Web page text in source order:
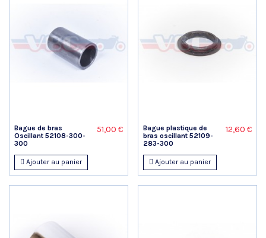
Bague de bras
Oscillant 52108-300-
300
51,00 €
Ajouter au panier
Bague plastique de
bras oscillant 52109-
283-300
12,60 €
Ajouter au panier